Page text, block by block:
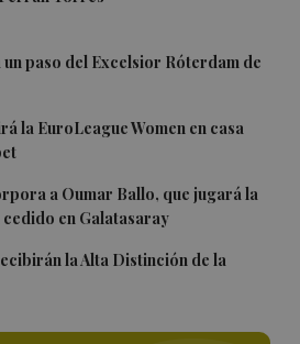
paso del Excelsior Róterdam de
la EuroLeague Women en casa
a Oumar Ballo, que jugará la
en Galatasaray
la Alta Distinción de la